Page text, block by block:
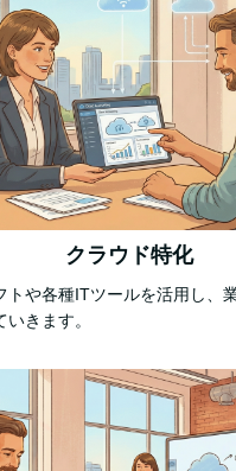
クラウド特化
トや各種ITツールを活用し、
きます。